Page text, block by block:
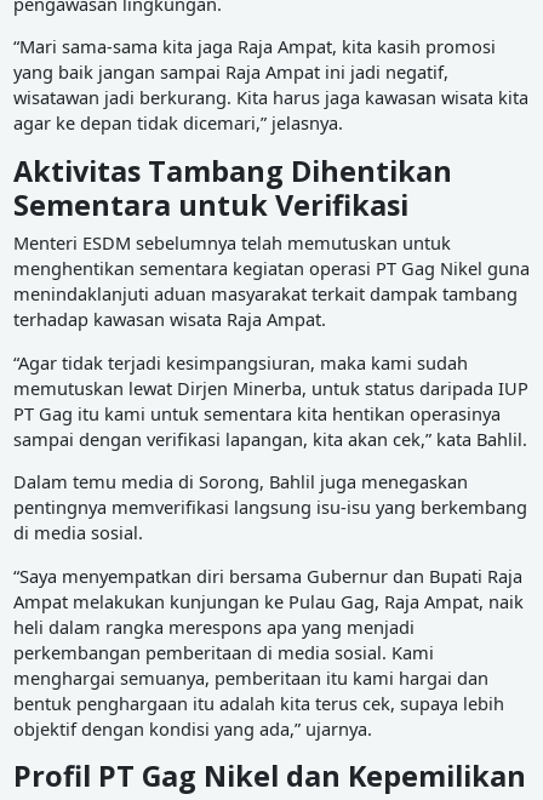
“Mari sama-sama kita jaga Raja Ampat, kita kasih promosi
yang baik jangan sampai Raja Ampat ini jadi negatif,
wisatawan jadi berkurang. Kita harus jaga kawasan wisata kita
agar ke depan tidak dicemari,” jelasnya.
Aktivitas Tambang Dihentikan
Sementara untuk Verifikasi
Menteri ESDM sebelumnya telah memutuskan untuk
menghentikan sementara kegiatan operasi PT Gag Nikel guna
menindaklanjuti aduan masyarakat terkait dampak tambang
terhadap kawasan wisata Raja Ampat.
“Agar tidak terjadi kesimpangsiuran, maka kami sudah
memutuskan lewat Dirjen Minerba, untuk status daripada IUP
PT Gag itu kami untuk sementara kita hentikan operasinya
sampai dengan verifikasi lapangan, kita akan cek,” kata Bahlil.
Dalam temu media di Sorong, Bahlil juga menegaskan
pentingnya memverifikasi langsung isu-isu yang berkembang
di media sosial.
“Saya menyempatkan diri bersama Gubernur dan Bupati Raja
Ampat melakukan kunjungan ke Pulau Gag, Raja Ampat, naik
heli dalam rangka merespons apa yang menjadi
perkembangan pemberitaan di media sosial. Kami
menghargai semuanya, pemberitaan itu kami hargai dan
bentuk penghargaan itu adalah kita terus cek, supaya lebih
objektif dengan kondisi yang ada,” ujarnya.
Profil PT Gag Nikel dan Kepemilikan